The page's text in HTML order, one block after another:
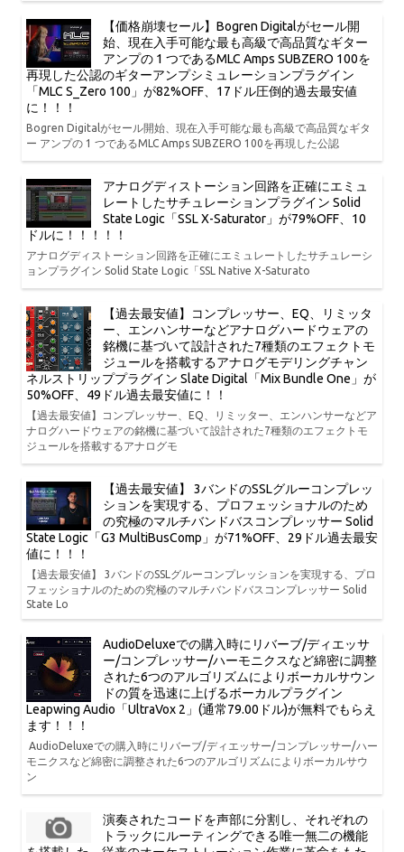
【価格崩壊セール】Bogren Digitalがセール開
始、現在入手可能な最も高級で高品質なギター
アンプの 1 つであるMLC Amps SUBZERO 100を
再現した公認のギターアンプシミュレーションプラグイン
「MLC S_Zero 100」が82%OFF、17ドル圧倒的過去最安値
に！！！
Bogren Digitalがセール開始、現在入手可能な最も高級で高品質なギタ
ー アンプの 1 つであるMLC Amps SUBZERO 100を再現した公認
アナログディストーション回路を正確にエミュ
レートしたサチュレーションプラグイン Solid
State Logic「SSL X-Saturator」が79%OFF、10
ドルに！！！！！
アナログディストーション回路を正確にエミュレートしたサチュレーシ
ョンプラグイン Solid State Logic「SSL Native X-Saturato
【過去最安値】コンプレッサー、EQ、リミッタ
ー、エンハンサーなどアナログハードウェアの
銘機に基づいて設計された7種類のエフェクトモ
ジュールを搭載するアナログモデリングチャン
ネルストリッププラグイン Slate Digital「Mix Bundle One」が
50%OFF、49ドル過去最安値に！！
【過去最安値】コンプレッサー、EQ、リミッター、エンハンサーなどア
ナログハードウェアの銘機に基づいて設計された7種類のエフェクトモ
ジュールを搭載するアナログモ
【過去最安値】 3バンドのSSLグルーコンプレッ
ションを実現する、プロフェッショナルのため
の究極のマルチバンドバスコンプレッサー Solid
State Logic「G3 MultiBusComp」が71%OFF、29ドル過去最安
値に！！！
【過去最安値】 3バンドのSSLグルーコンプレッションを実現する、プロ
フェッショナルのための究極のマルチバンドバスコンプレッサー Solid
State Lo
AudioDeluxeでの購入時にリバーブ/ディエッサ
ー/コンプレッサー/ハーモニクスなど綿密に調整
された6つのアルゴリズムによりボーカルサウン
ドの質を迅速に上げるボーカルプラグイン
Leapwing Audio「UltraVox 2」(通常79.00ドル)が無料でもらえ
ます！！！
AudioDeluxeでの購入時にリバーブ/ディエッサー/コンプレッサー/ハー
モニクスなど綿密に調整された6つのアルゴリズムによりボーカルサウ
ン
演奏されたコードを声部に分割し、それぞれの
トラックにルーティングできる唯一無二の機能